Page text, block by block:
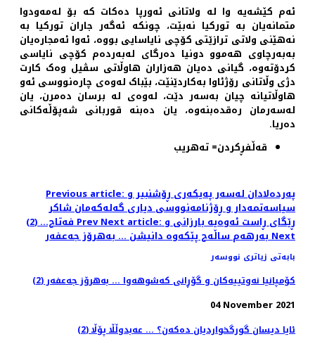
ئەم کێشەیە وا لە ولاتانی ئەورپا دەكات كە بۆ لەمەودوا
متمانەیان بە توركیا نەبێت، چونكە ئەگەر جاران توركیا بە
نەهێنی ولاتی ترازێتی كۆچی نایاسایی بووە، ئەوا ئەمجارەیان
بەبەرچاوی هەموو دونیا دەرگای لەبەردەم كۆچی نایاسی
كردۆتەوە، گیانی دەیان هەزاران هاوڵاتی سڤیل وەک کارت
دژی وڵاتانی رۆژئاوا بەکاردێنێت، بێباک لەوەی چارەنووسی ئەو
هاوڵاتیانە چیان بەسەر دێت، لەوەی لە برسان دەمرن، یان
لەسەرمان رەقدەبنەوە، یان دەبنە قوربانی شەپۆڵەکانی
دەریا.
قەڵفڕکردن= تەهریب
Previous article: پەردەلادان لەسەر پەیكەری ڕۆشنبیر و
سیاسەتمەدار و ڕۆژنامەنووسی دیاری گەلەکەمان شاكر
فەتاح... (2)PrevNext article: ڕێگای ڕاست ئه‌وه‌یه‌ بارزانی و
به‌رهه‌م ساڵه‌ح پێكه‌وه‌ دانیشن ... به‌هرۆز جه‌عفه‌رNext
بابەتی زیاتری نووسەر
كۆمپانیا نه‌وتییه‌كان و گۆڕانى كه‌شوهه‌وا ... به‌هرۆز جه‌عفه‌ر (2)
04 November 2021
ئایا دیسان گورگخواردیان دەکەن؟ ... عەبدوڵڵا پۆڵا (2)